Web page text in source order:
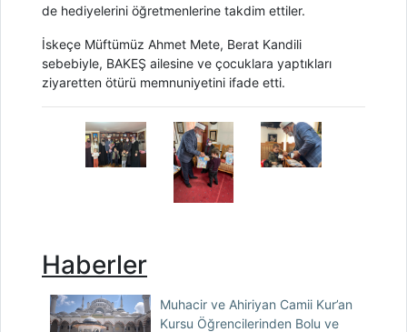
de hediyelerini öğretmenlerine takdim ettiler.
İskeçe Müftümüz Ahmet Mete, Berat Kandili
sebebiyle, BAKEŞ ailesine ve çocuklara yaptıkları
ziyaretten ötürü memnuniyetini ifade etti.
Haberler
Muhacir ve Ahiriyan Camii Kur’an
Kursu Öğrencilerinden Bolu ve